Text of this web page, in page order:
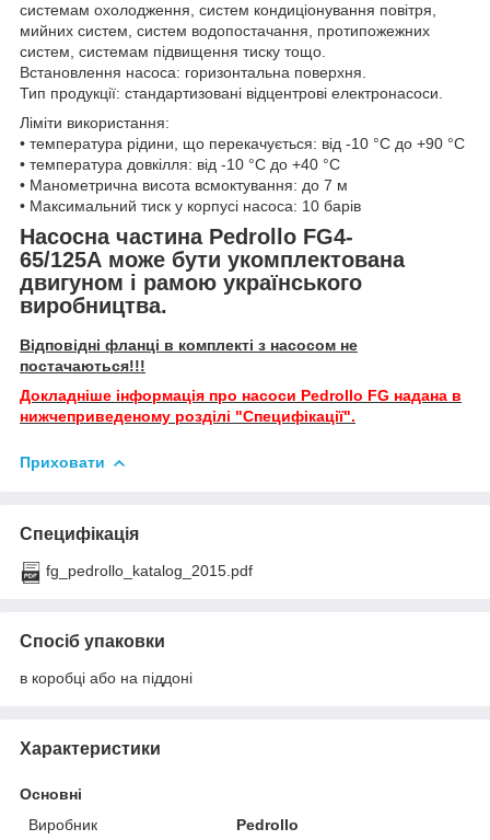
системам охолодження, систем кондиціонування повітря,
мийних систем, систем водопостачання, протипожежних
систем, системам підвищення тиску тощо.
Встановлення насоса: горизонтальна поверхня.
Тип продукції: стандартизовані відцентрові електронасоси.
Ліміти використання:
• температура рідини, що перекачується: від -10 °C до +90 °C
• температура довкілля: від -10 °C до +40 °C
• Манометрична висота всмоктування: до 7 м
• Максимальний тиск у корпусі насоса: 10 барів
Насосна частина Pedrollo FG4-
65/125A може бути укомплектована
двигуном і рамою українського
виробництва.
Відповідні фланці в комплекті з насосом не
постачаються!!!
Докладніше інформація про насоси Pedrollo FG надана в
нижчеприведеному розділі "Специфікації".
Приховати
Специфікація
fg_pedrollo_katalog_2015.pdf
Спосіб упаковки
в коробці або на піддоні
Характеристики
Основні
Виробник
Pedrollo